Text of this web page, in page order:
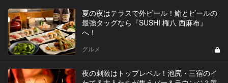
夏の夜はテラスで外ビール！鮨とビールの
最強タッグなら『SUSHI 権八 西麻布』
へ！
グルメ
夜の刺激はトップレベル！池尻・三宿のイ